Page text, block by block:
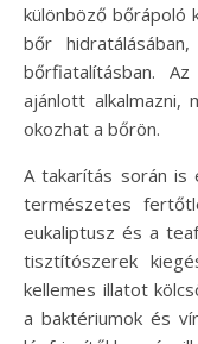
különböző bőrápoló
bőr
bőrfiatalításban.
ajánlott alkalmazni,
okozhat a bőrön.
A takarítás során is
természetes
eukaliptusz és a
tisztítószerek
kellemes illatot
a baktériumok és